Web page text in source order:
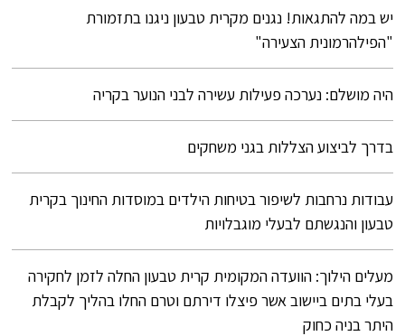
יש במה להתגאות! נגנים מקרית טבעון ניגנו בתזמורת
"הפילהרמונית הצעירה"
היה מושלם: נערכה פעילות עשירה לבני הנוער בקריה
בדרך לביצוע הצללות בגני משחקים
עבודות נרחבות לשיפור בטיחות הילדים במוסדות החינוך בקרית
טבעון והנגשתם לבעלי מוגבלויות
מעלים הילוך: הוועדה המקומית קרית טבעון החלה לזמן לחקירה
בעלי בתים ביישוב אשר פיצלו דירתם וטרם החלו בהליך לקבלת
היתר בניה כחוק